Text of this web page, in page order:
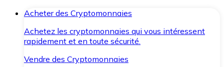
Acheter des Cryptomonnaies
Achetez les cryptomonnaies qui vous intéressent
rapidement et en toute sécurité.
Vendre des Cryptomonnaies